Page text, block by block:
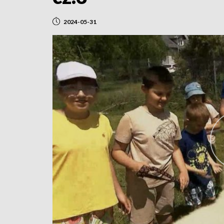
2024-05-31